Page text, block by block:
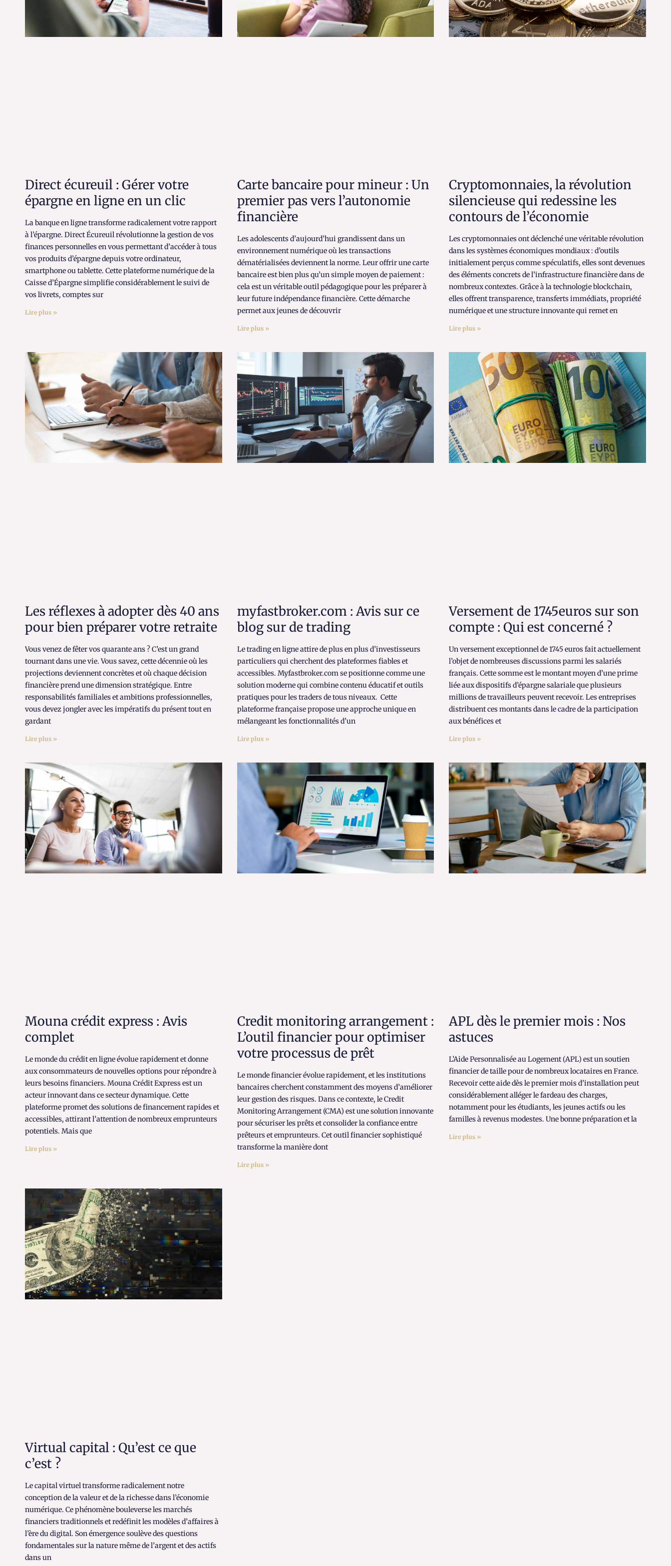
Direct écureuil : Gérer votre
épargne en ligne en un clic
La banque en ligne transforme radicalement votre rapport
à l’épargne. Direct Écureuil révolutionne la gestion de vos
finances personnelles en vous permettant d’accéder à tous
vos produits d’épargne depuis votre ordinateur,
smartphone ou tablette. Cette plateforme numérique de la
Caisse d’Épargne simplifie considérablement le suivi de
vos livrets, comptes sur
Lire plus »
Carte bancaire pour mineur : Un
premier pas vers l’autonomie
financière
Les adolescents d’aujourd’hui grandissent dans un
environnement numérique où les transactions
dématérialisées deviennent la norme. Leur offrir une carte
bancaire est bien plus qu’un simple moyen de paiement :
cela est un véritable outil pédagogique pour les préparer à
leur future indépendance financière. Cette démarche
permet aux jeunes de découvrir
Lire plus »
Cryptomonnaies, la révolution
silencieuse qui redessine les
contours de l’économie
Les cryptomonnaies ont déclenché une véritable révolution
dans les systèmes économiques mondiaux : d’outils
initialement perçus comme spéculatifs, elles sont devenues
des éléments concrets de l’infrastructure financière dans de
nombreux contextes. Grâce à la technologie blockchain,
elles offrent transparence, transferts immédiats, propriété
numérique et une structure innovante qui remet en
Lire plus »
Les réflexes à adopter dès 40 ans
pour bien préparer votre retraite
Vous venez de fêter vos quarante ans ? C’est un grand
tournant dans une vie. Vous savez, cette décennie où les
projections deviennent concrètes et où chaque décision
financière prend une dimension stratégique. Entre
responsabilités familiales et ambitions professionnelles,
vous devez jongler avec les impératifs du présent tout en
gardant
Lire plus »
myfastbroker.com : Avis sur ce
blog sur de trading
Le trading en ligne attire de plus en plus d’investisseurs
particuliers qui cherchent des plateformes fiables et
accessibles. Myfastbroker.com se positionne comme une
solution moderne qui combine contenu éducatif et outils
pratiques pour les traders de tous niveaux. Cette
plateforme française propose une approche unique en
mélangeant les fonctionnalités d’un
Lire plus »
Versement de 1745euros sur son
compte : Qui est concerné ?
Un versement exceptionnel de 1745 euros fait actuellement
l’objet de nombreuses discussions parmi les salariés
français. Cette somme est le montant moyen d’une prime
liée aux dispositifs d’épargne salariale que plusieurs
millions de travailleurs peuvent recevoir. Les entreprises
distribuent ces montants dans le cadre de la participation
aux bénéfices et
Lire plus »
Mouna crédit express : Avis
complet
Le monde du crédit en ligne évolue rapidement et donne
aux consommateurs de nouvelles options pour répondre à
leurs besoins financiers. Mouna Crédit Express est un
acteur innovant dans ce secteur dynamique. Cette
plateforme promet des solutions de financement rapides et
accessibles, attirant l’attention de nombreux emprunteurs
potentiels. Mais que
Lire plus »
Credit monitoring arrangement :
L’outil financier pour optimiser
votre processus de prêt
Le monde financier évolue rapidement, et les institutions
bancaires cherchent constamment des moyens d’améliorer
leur gestion des risques. Dans ce contexte, le Credit
Monitoring Arrangement (CMA) est une solution innovante
pour sécuriser les prêts et consolider la confiance entre
prêteurs et emprunteurs. Cet outil financier sophistiqué
transforme la manière dont
Lire plus »
APL dès le premier mois : Nos
astuces
L’Aide Personnalisée au Logement (APL) est un soutien
financier de taille pour de nombreux locataires en France.
Recevoir cette aide dès le premier mois d’installation peut
considérablement alléger le fardeau des charges,
notamment pour les étudiants, les jeunes actifs ou les
familles à revenus modestes. Une bonne préparation et la
Lire plus »
Virtual capital : Qu’est ce que
c’est ?
Le capital virtuel transforme radicalement notre
conception de la valeur et de la richesse dans l’économie
numérique. Ce phénomène bouleverse les marchés
financiers traditionnels et redéfinit les modèles d’affaires à
l’ère du digital. Son émergence soulève des questions
fondamentales sur la nature même de l’argent et des actifs
dans un